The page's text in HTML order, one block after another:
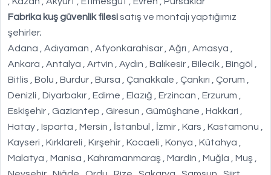
Fabrika kuş güvenlik filesisatış ve montajı yaptığımız
şehirler;
Adana , Adıyaman , Afyonkarahisar , Ağrı , Amasya ,
Ankara , Antalya , Artvin , Aydın , Balıkesir , Bilecik , Bingöl ,
Bitlis , Bolu , Burdur , Bursa , Çanakkale , Çankırı , Çorum ,
Denizli , Diyarbakır , Edirne , Elazığ , Erzincan , Erzurum ,
Eskişehir , Gaziantep , Giresun , Gümüşhane , Hakkari ,
Hatay , Isparta , Mersin , İstanbul , İzmir , Kars , Kastamonu ,
Kayseri , Kırklareli , Kırşehir , Kocaeli , Konya , Kütahya ,
Malatya , Manisa , Kahramanmaraş , Mardin , Muğla , Muş ,